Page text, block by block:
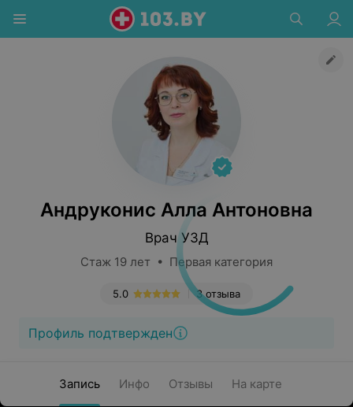
Андруконис Алла Антоновна
Врач УЗД
Стаж 19 лет • Первая категория
3 отзыва
5.0
Профиль подтвержден
Запись Инфо Отзывы На карте